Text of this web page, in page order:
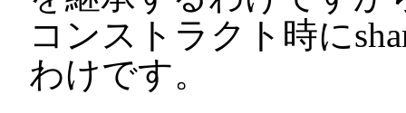
コンストラクト時に
わけです。